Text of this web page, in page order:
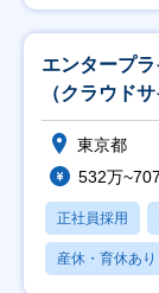
エンタープ
（クラウドサ
東京都
532万
正社員採用
産休・育休あり